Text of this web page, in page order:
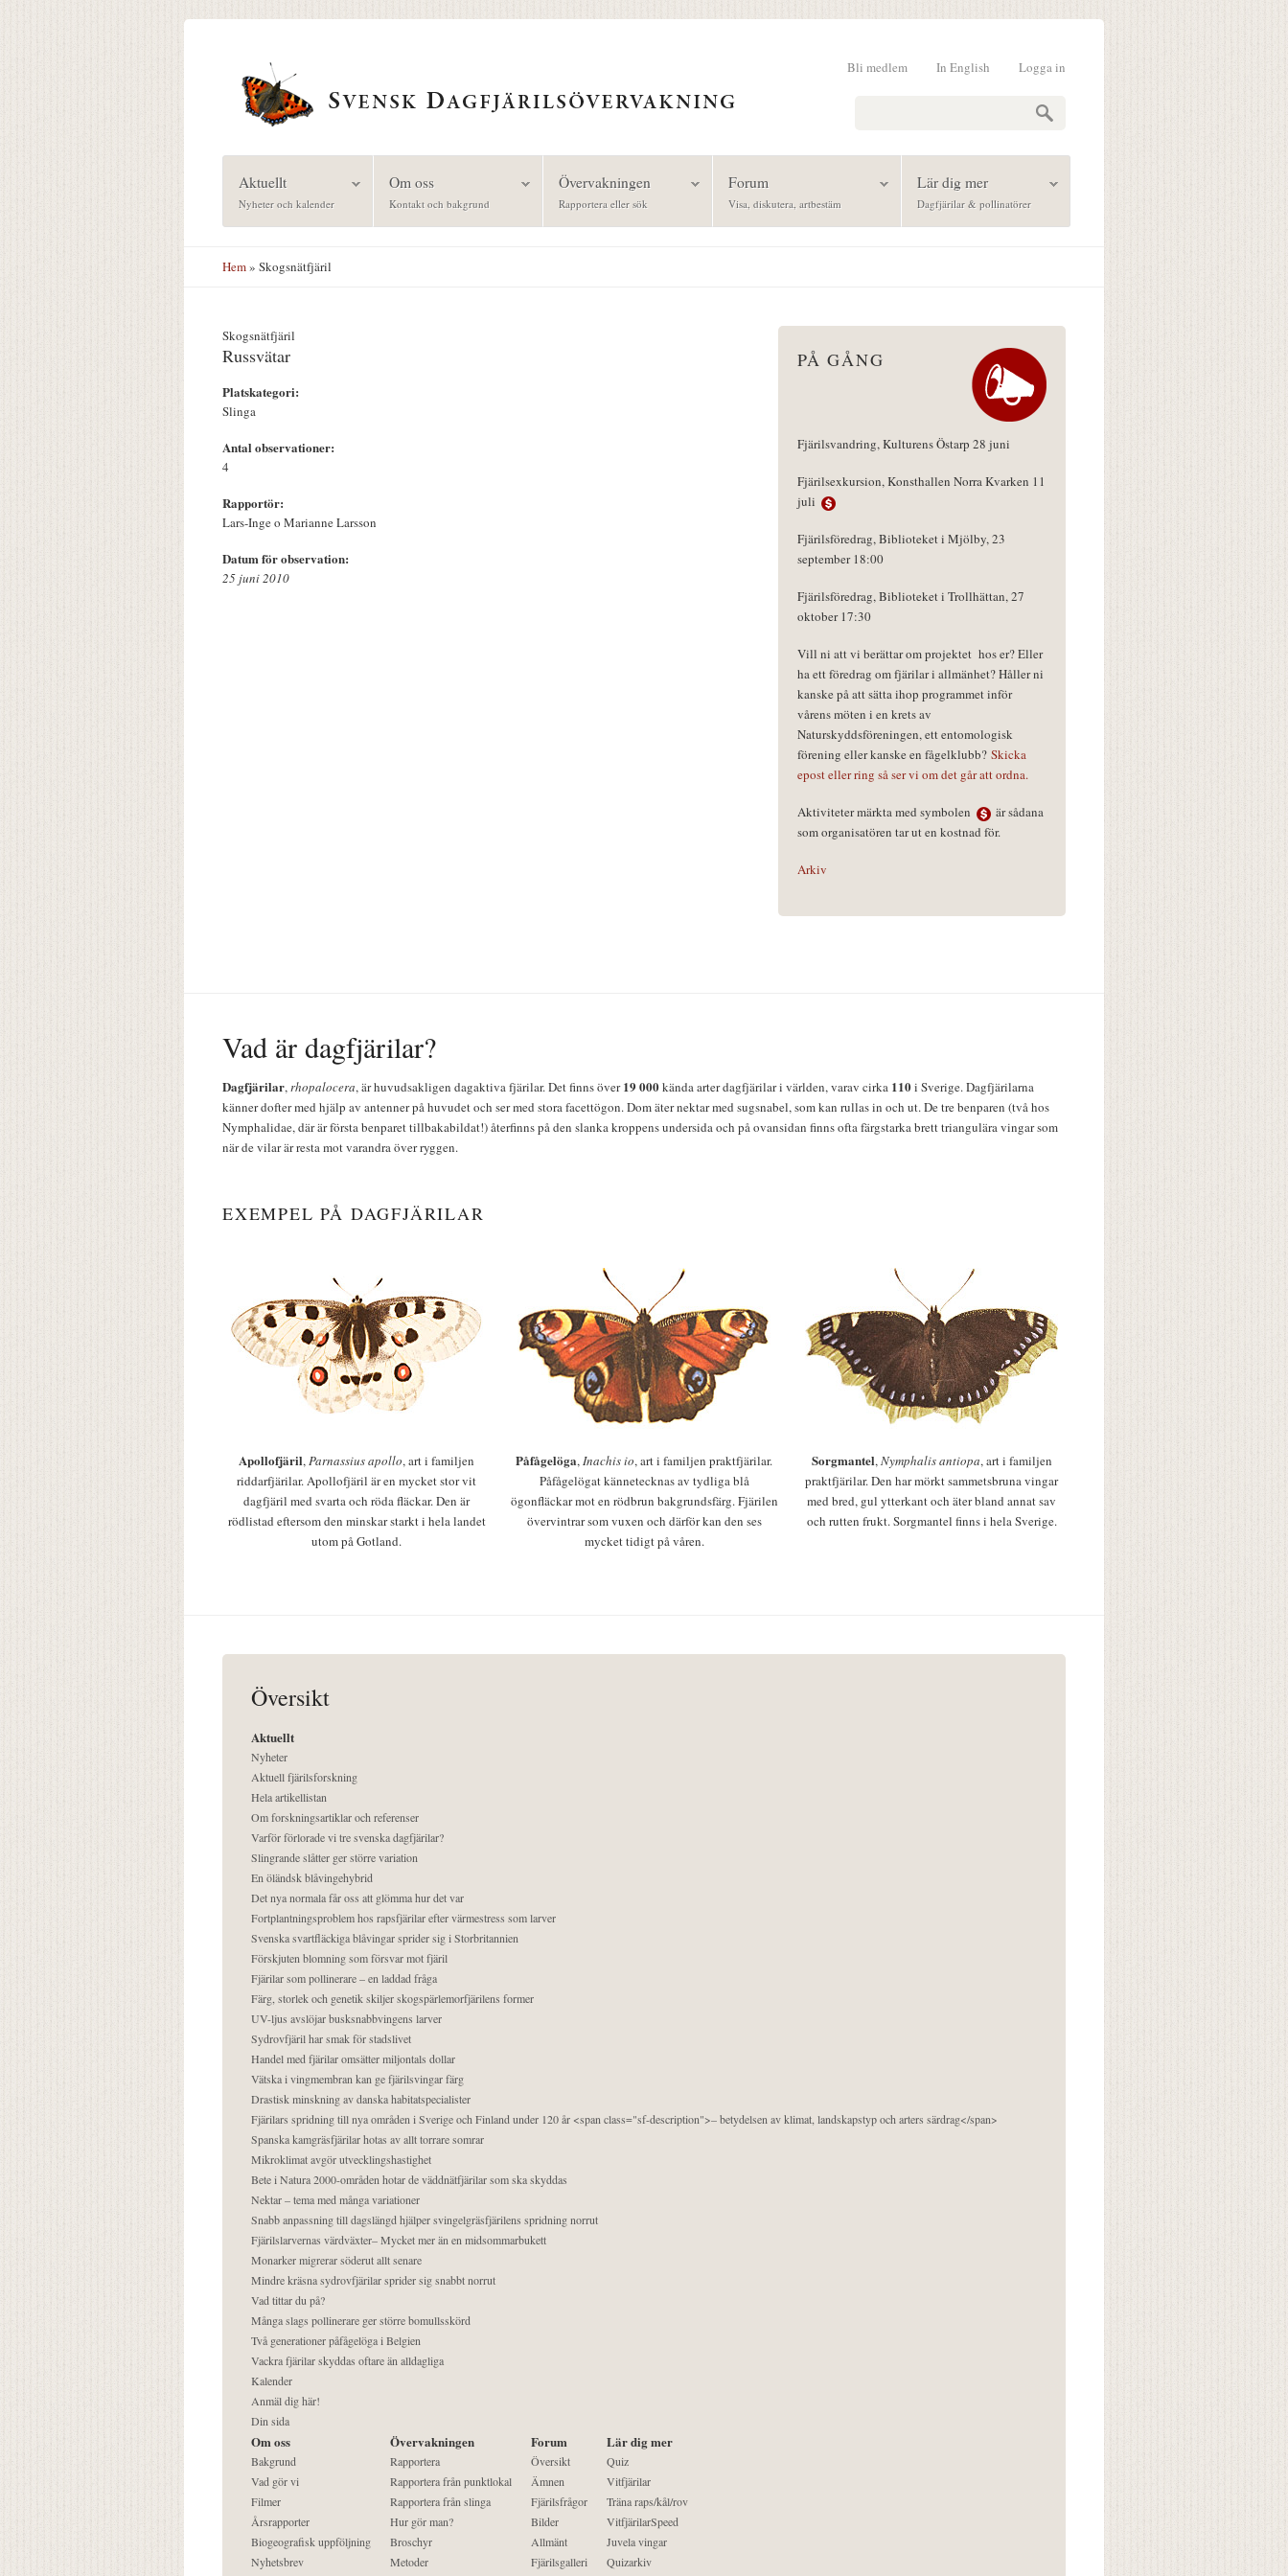
Logga in
In English
Bli medlem
Aktuellt
Nyheter och kalender
Om oss
Kontakt och bakgrund
Övervakningen
Rapportera eller sök
Forum
Visa, diskutera, artbestäm
Lär dig mer
Dagfjärilar & pollinatörer
Hem» Skogsnätfjäril
Skogsnätfjäril
Russvätar
Platskategori:
Slinga
Antal observationer:
4
Rapportör:
Lars-Inge o Marianne Larsson
Datum för observation:
25 juni 2010
PÅ GÅNG
Fjärilsvandring, Kulturens Östarp 28 juni
Fjärilsexkursion, Konsthallen Norra Kvarken 11
juli
Fjärilsföredrag, Biblioteket i Mjölby, 23
september 18:00
Fjärilsföredrag, Biblioteket i Trollhättan, 27
oktober 17:30
Vill ni att vi berättar om projektet hos er? Eller
ha ett föredrag om fjärilar i allmänhet? Håller ni
kanske på att sätta ihop programmet inför
vårens möten i en krets av
Naturskyddsföreningen, ett entomologisk
förening eller kanske en fågelklubb? Skicka
epost eller ring så ser vi om det går att ordna.
Aktiviteter märkta med symbolen
är sådana
som organisatören tar ut en kostnad för.
Arkiv
Vad är dagfjärilar?
Dagfjärilar,rhopalocera, är huvudsakligen dagaktiva fjärilar. Det finns över19 000kända arter dagfjärilar i världen, varav cirka 110i Sverige. Dagfjärilarna
känner dofter med hjälp av antenner på huvudet och ser med stora facettögon. Dom äter nektar med sugsnabel, som kan rullas in och ut. De tre benparen (två hos
Nymphalidae, där är första benparet tillbakabildat!) återfinns på den slanka kroppens undersida och på ovansidan finns ofta färgstarka brett triangulära vingar som
när de vilar är resta mot varandra över ryggen.
EXEMPEL PÅ DAGFJÄRILAR
Apollofjäril,Parnassius apollo, art i familjen
riddarfjärilar. Apollofjäril är en mycket stor vit
dagfjäril med svarta och röda fläckar. Den är
rödlistad eftersom den minskar starkt i hela landet
utom på Gotland.
Påfågelöga,Inachis io, art i familjen praktfjärilar.
Påfågelögat kännetecknas av tydliga blå
ögonfläckar mot en rödbrun bakgrundsfärg. Fjärilen
övervintrar som vuxen och därför kan den ses
mycket tidigt på våren.
Sorgmantel,Nymphalis antiopa, art i familjen
praktfjärilar. Den har mörkt sammetsbruna vingar
med bred, gul ytterkant och äter bland annat sav
och rutten frukt. Sorgmantel finns i hela Sverige.
Översikt
Aktuellt
Nyheter
Aktuell fjärilsforskning
Hela artikellistan
Om forskningsartiklar och referenser
Varför förlorade vi tre svenska dagfjärilar?
Slingrande slåtter ger större variation
En öländsk blåvingehybrid
Det nya normala får oss att glömma hur det var
Fortplantningsproblem hos rapsfjärilar efter värmestress som larver
Svenska svartfläckiga blåvingar sprider sig i Storbritannien
Förskjuten blomning som försvar mot fjäril
Fjärilar som pollinerare – en laddad fråga
Färg, storlek och genetik skiljer skogspärlemorfjärilens former
UV-ljus avslöjar busksnabbvingens larver
Sydrovfjäril har smak för stadslivet
Handel med fjärilar omsätter miljontals dollar
Vätska i vingmembran kan ge fjärilsvingar färg
Drastisk minskning av danska habitatspecialister
Fjärilars spridning till nya områden i Sverige och Finland under 120 år <span class="sf-description">– betydelsen av klimat, landskapstyp och arters särdrag</span>
Spanska kamgräsfjärilar hotas av allt torrare somrar
Mikroklimat avgör utvecklingshastighet
Bete i Natura 2000-områden hotar de väddnätfjärilar som ska skyddas
Nektar – tema med många variationer
Snabb anpassning till dagslängd hjälper svingelgräsfjärilens spridning norrut
Fjärilslarvernas värdväxter– Mycket mer än en midsommarbukett
Monarker migrerar söderut allt senare
Mindre kräsna sydrovfjärilar sprider sig snabbt norrut
Vad tittar du på?
Många slags pollinerare ger större bomullsskörd
Två generationer påfågelöga i Belgien
Vackra fjärilar skyddas oftare än alldagliga
Kalender
Anmäl dig här!
Din sida
Om oss
Bakgrund
Vad gör vi
Filmer
Årsrapporter
Biogeografisk uppföljning
Nyhetsbrev
Övervakningen
Rapportera
Rapportera från punktlokal
Rapportera från slinga
Hur gör man?
Broschyr
Metoder
Forum
Översikt
Ämnen
Fjärilsfrågor
Bilder
Allmänt
Fjärilsgalleri
Lär dig mer
Quiz
Vitfjärilar
Träna raps/kål/rov
VitfjärilarSpeed
Juvela vingar
Quizarkiv